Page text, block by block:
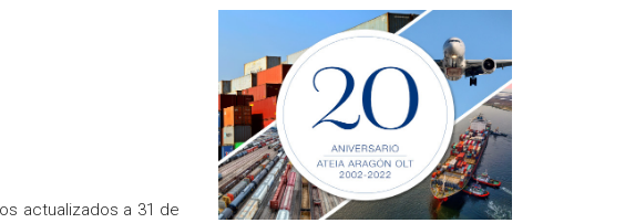
actualizados a 31 de